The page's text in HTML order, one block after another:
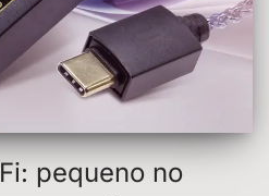
pequeno no